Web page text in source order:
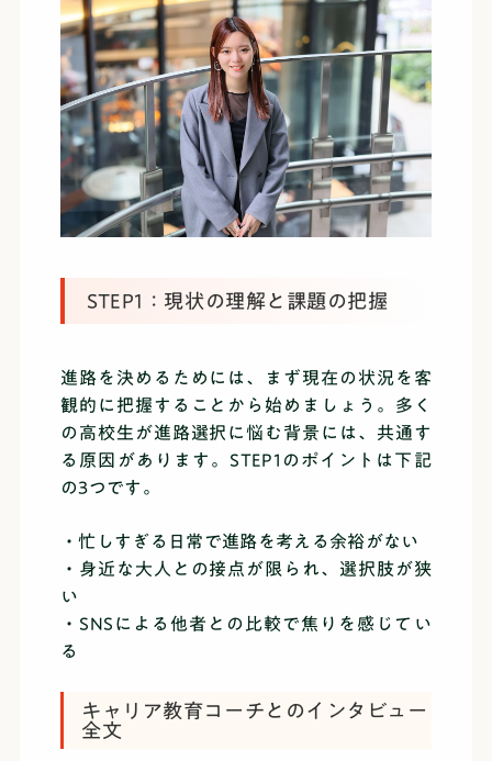
STEP1：現状の理解と課題の把握
進路を決めるためには、まず現在の状況を客
観的に把握することから始めましょう。多く
の高校生が進路選択に悩む背景には、共通す
る原因があります。STEP1のポイントは下記
の3つです。
・忙しすぎる日常で進路を考える余裕がない
・身近な大人との接点が限られ、選択肢が狭
い
・SNSによる他者との比較で焦りを感じてい
る
キャリア教育コーチとのインタビュー
全文